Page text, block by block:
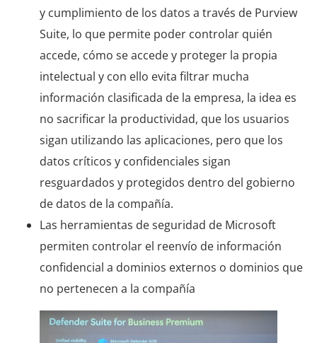
y cumplimiento de los datos a través de Purview
Suite, lo que permite poder controlar quién
accede, cómo se accede y proteger la propia
intelectual y con ello evita filtrar mucha
información clasificada de la empresa, la idea es
no sacrificar la productividad, que los usuarios
sigan utilizando las aplicaciones, pero que los
datos críticos y confidenciales sigan
resguardados y protegidos dentro del gobierno
de datos de la compañía.
Las herramientas de seguridad de Microsoft
permiten controlar el reenvío de información
confidencial a dominios externos o dominios que
no pertenecen a la compañía